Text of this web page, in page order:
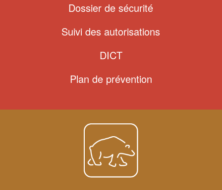
Dossier de sécurité
Suivi des autorisations
DICT
Plan de prévention